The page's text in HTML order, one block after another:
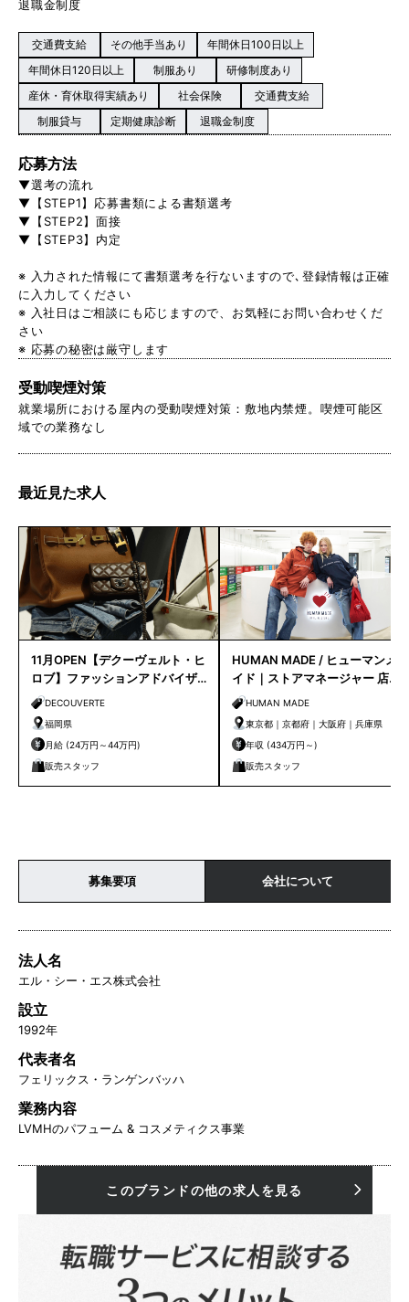
退職金制度
交通費支給 その他手当あり
年間休日100日以上
年間休日120日以上
制服あり
研修制度あり
産休・育休取得実績あり
社会保険
交通費支給
制服貸与
定期健康診断 退職金制度
応募方法
▼選考の流れ
▼【STEP1】応募書類による書類選考
▼【STEP2】面接
▼【STEP3】内定
※ 入力された情報にて書類選考を行ないますので､登録情報は正確
に入力してください
※ 入社日はご相談にも応じますので、お気軽にお問い合わせくだ
さい
※ 応募の秘密は厳守します
受動喫煙対策
就業場所における屋内の受動喫煙対策：敷地内禁煙。喫煙可能区
域での業務なし
最近見た求人
11月OPEN【デクーヴェルト・ヒ
ロブ】ファッションアドバイザ
ー｜天神店
DECOUVERTE
福岡県
月給 (24万円～44万円)
販売スタッフ
HUMAN MADE / ヒューマンメ
イド｜ストアマネージャー 店長
候補HUMAN MADE
東京都｜京都府｜大阪府｜兵庫県
年収 (434万円～)
販売スタッフ
募集要項 会社について
法人名
エル・シー・エス株式会社
設立
1992年
代表者名
フェリックス・ランゲンバッハ
業務内容
LVMHのパフューム & コスメティクス事業
このブランドの他の求人を見る